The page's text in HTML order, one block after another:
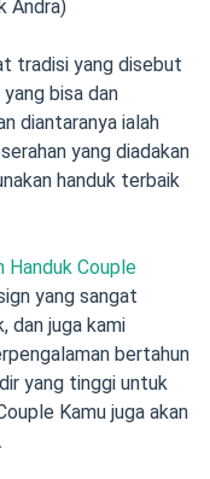
Andra)
tradisi yang disebut
bisa dan
diantaranya ialah
yang diadakan
handuk terbaik
Handuk Couple
yang sangat
dan juga kami
bertahun
yang tinggi untuk
Kamu juga akan